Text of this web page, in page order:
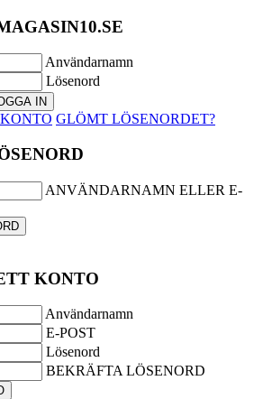
Användarnamn
Lösenord
GLÖMT LÖSENORDET?
ANVÄNDARNAMN ELLER E-
KONTO
Användarnamn
E-POST
Lösenord
BEKRÄFTA LÖSENORD